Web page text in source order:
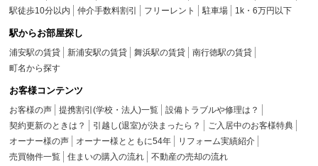
駅徒歩10分以内
仲介手数料割引 フリーレント 駐車場 1k・6万円以下
駅からお部屋探し
浦安駅の賃貸 新浦安駅の賃貸 舞浜駅の賃貸
南行徳駅の賃貸
町名から探す
お客様コンテンツ
お客様の声 提携割引(学校・法人)一覧
設備トラブルや修理は？
契約更新のときは？
引越し(退室)が決まったら？
ご入居中のお客様特典
オーナー様の声
オーナー様とともに54年
リフォーム実績紹介
売買物件一覧
住まいの購入の流れ 不動産の売却の流れ